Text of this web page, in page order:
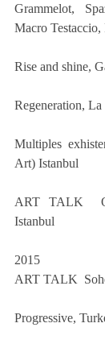
Grammelot,
Macro Testaccio,
Rise and shine,
Regeneration,
Multiples
Art) Istanbul
ART TALK
Istanbul
2015
ART TALK
Progressive,